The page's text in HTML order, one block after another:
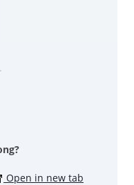
Open in new tab